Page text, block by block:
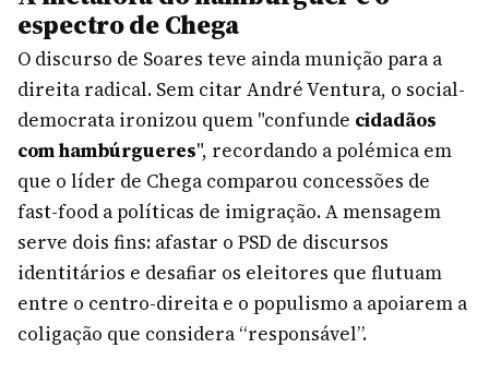
espectro de Chega
O discurso de Soares teve ainda munição para a
direita radical. Sem citar André Ventura, o social-
democrata ironizou quem "confunde cidadãos
com hambúrgueres", recordando a polémica em
que o líder de Chega comparou concessões de
fast-food a políticas de imigração. A mensagem
serve dois fins: afastar o PSD de discursos
identitários e desafiar os eleitores que flutuam
entre o centro-direita e o populismo a apoiarem a
coligação que considera “responsável”.